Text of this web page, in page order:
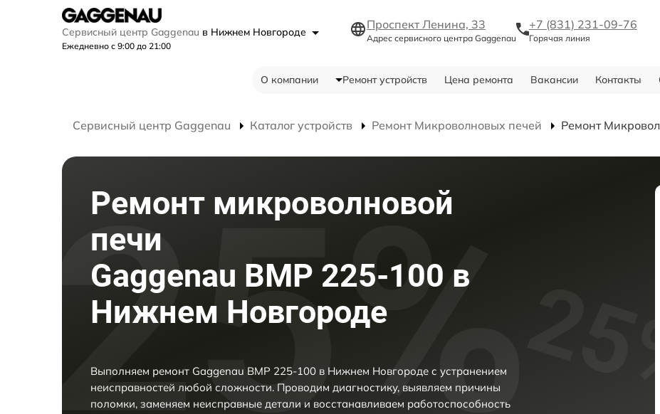
Сервисный центр Gaggenau в Нижнем Новгороде
Ежедневно с 9:00 до 21:00
Проспект Ленина, 33
Адрес сервисного центра Gaggenau
+7 (831) 231-09-76
Горячая линия
О компании Ремонт устройств Цена ремонта Вакансии Контакты
Сервисный центр Gaggenau Каталог устройств Ремонт Микроволновых печей Ремонт
Ремонт микроволновой
печи
Gaggenau BMP 225-100 в
Нижнем Новгороде
Выполняем ремонт Gaggenau BMP 225-100 в Нижнем Новгороде с устранением
неисправностей любой сложности. Проводим диагностику, выявляем причины
поломки, заменяем неисправные детали и восстанавливаем работоспособность